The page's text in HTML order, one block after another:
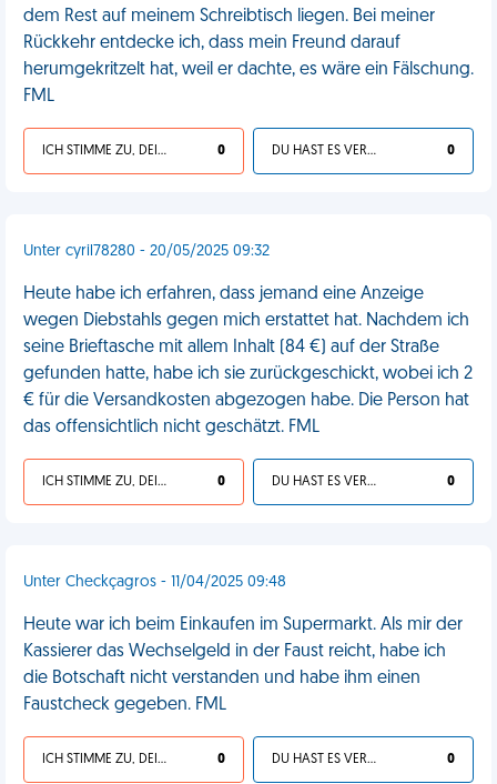
dem Rest auf meinem Schreibtisch liegen. Bei meiner
Rückkehr entdecke ich, dass mein Freund darauf
herumgekritzelt hat, weil er dachte, es wäre ein Fälschung.
FML
ICH STIMME ZU, DEIN LEBEN IST SCHEISSE 0 DU HAST ES VERDIENT 0
Unter cyril78280 - 20/05/2025 09:32
Heute habe ich erfahren, dass jemand eine Anzeige
wegen Diebstahls gegen mich erstattet hat. Nachdem ich
seine Brieftasche mit allem Inhalt (84 €) auf der Straße
gefunden hatte, habe ich sie zurückgeschickt, wobei ich 2
€ für die Versandkosten abgezogen habe. Die Person hat
das offensichtlich nicht geschätzt. FML
ICH STIMME ZU, DEIN LEBEN IST SCHEISSE 0 DU HAST ES VERDIENT 0
Unter Checkçagros - 11/04/2025 09:48
Heute war ich beim Einkaufen im Supermarkt. Als mir der
Kassierer das Wechselgeld in der Faust reicht, habe ich
die Botschaft nicht verstanden und habe ihm einen
Faustcheck gegeben. FML
ICH STIMME ZU, DEIN LEBEN IST SCHEISSE 0 DU HAST ES VERDIENT 0